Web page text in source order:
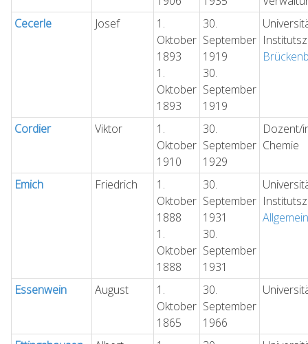
Cecerle
Josef
1.
Oktober
1893
1.
Oktober
1893
30.
September
1919
30.
September
1919
Cordier Viktor
1.
Oktober
1910
30.
September
1929
Dozent/
Chemie
Emich Friedrich
1.
Oktober
1888
1.
Oktober
1888
30.
September
1931
30.
September
1931
Essenwein August
1.
Oktober
1865
30.
September
1966